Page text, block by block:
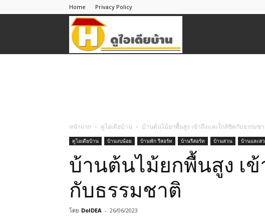
Home Privacy Policy
บ้าน
หน้าแรก ดูไอเดียบ้าน บ้านต้นไม้ยกพื้นสูง เข้าถึงและใกล้ชิดกับธรรมช
ดูไอเดียบ้าน บ้านงบน้อย บ้านพัก รีสอร์ท บ้านรีสอร์ท บ้านสวน บ้านและส
บ้านต้นไม้ยกพื้นสูง เ
กับธรรมชาติ
โดย DoIDEA - 26/06/2023